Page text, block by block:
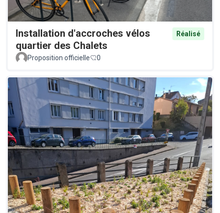
Installation d'accroches vélos
quartier des Chalets
Réalisé
Proposition officielle 0